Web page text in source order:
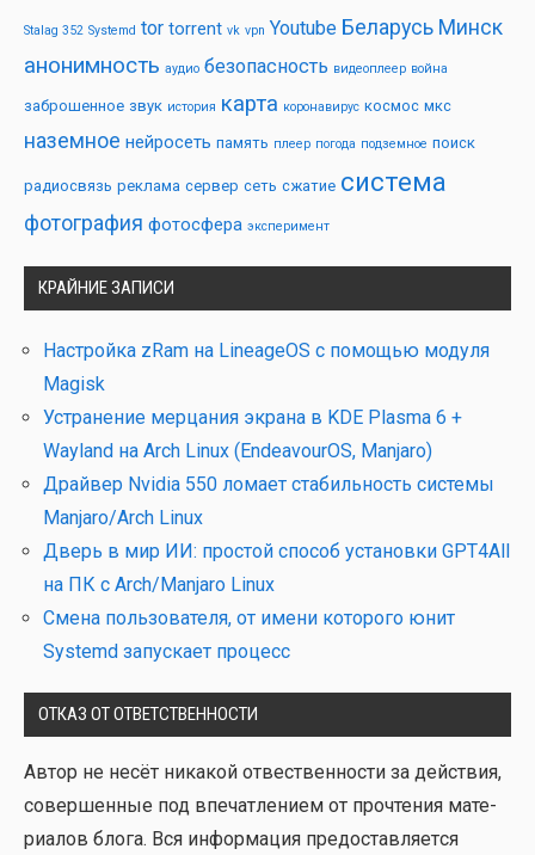
Stalag 352 Systemd tor torrent vk vpn Youtube Беларусь Минск
анонимность аудио безопасность видеоплеер война
заброшенное звук история карта коронавирус космос мкс
наземное нейросеть память плеер погода подземное поиск
радиосвязь реклама сервер сеть сжатие система
фотография фотосфера эксперимент
КРАЙНИЕ ЗАПИСИ
Настройка zRam на LineageOS с помощью модуля
Magisk
Устранение мерцания экрана в KDE Plasma 6 +
Wayland на Arch Linux (EndeavourOS, Manjaro)
Драйвер Nvidia 550 ломает стабильность системы
Manjaro/Arch Linux
Дверь в мир ИИ: простой способ установки GPT4All
на ПК с Arch/Manjaro Linux
Смена пользователя, от имени которого юнит
Systemd запускает процесс
ОТКАЗ ОТ ОТВЕТСТВЕННОСТИ
Автор не несёт ника­кой отвест­вен­но­сти за дей­ствия,
совер­шен­ные под впе­чат­ле­ни­ем от про­чте­ния мате­
ри­а­лов бло­га. Вся инфор­ма­ция предо­став­ля­ет­ся